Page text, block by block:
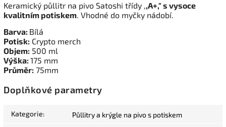
Keramický půllitr na pivo Satoshi třídy ,,A+," s vysoce
kvalitním potiskem. Vhodné do myčky nádobí.
Barva: Bílá
Potisk: Crypto merch
Objem: 500 ml
Výška: 175 mm
Průměr: 75mm
Doplňkové parametry
Kategorie: Půllitry a krýgle na pivo s potiskem